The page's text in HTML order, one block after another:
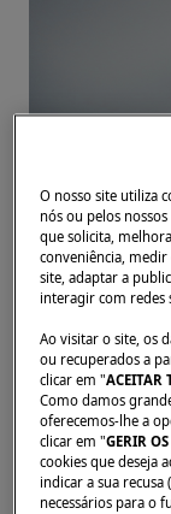
De 1 a 5 de
nossos
recebê-lo e
O nosso site utiliza
nós ou pelos
que solicita,
conveniência, medir
site, adaptar a
interagir com redes
Ao visitar o site, os
ou recuperados a
clicar em "ACEITAR
Como damos
oferecemos-lhe a
clicar em "GERIR
cookies que deseja
indicar a sua
necessários para o